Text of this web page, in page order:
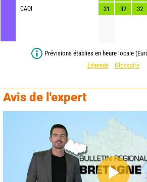
CAQI
31
32 32
Prévisions établies en heure locale
Légende
Glossaire
Avis de l'expert